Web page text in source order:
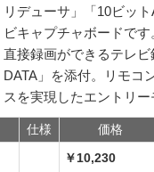
リデューサ」「10ビッ
ビキャプチャボードで
直接録画ができるテレ
DATA」を添付。リモコ
スを実現したエントリー
仕様 価格
￥10,230